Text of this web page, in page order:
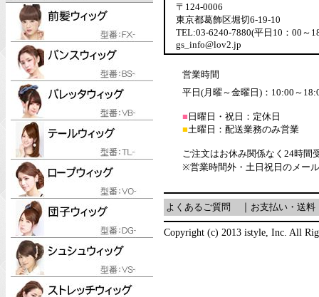
〒124-0006
東京都葛飾区堀切6-19-10
TEL:03-6240-7880(平日10：00～
gs_info@lov2.jp
営業時間
平日(月曜～金曜日)：10:00～
■ 日曜日・祝日：定休日
■土曜日：配送業務のみ営業
ご注文はお休み関係なく24時間
※営業時間外・土日祝日のメー
よくあるご質問 お支払い・送料
Copyright (c) 2013 istyle, Inc. All